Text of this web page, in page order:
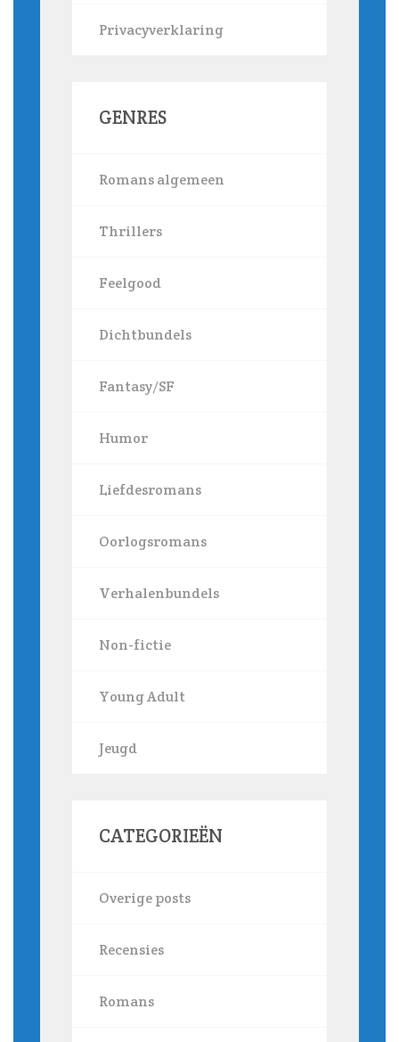
Privacyverklaring
GENRES
Romans algemeen
Thrillers
Feelgood
Dichtbundels
Fantasy/SF
Humor
Liefdesromans
Oorlogsromans
Verhalenbundels
Non-fictie
Young Adult
Jeugd
CATEGORIEËN
Overige posts
Recensies
Romans